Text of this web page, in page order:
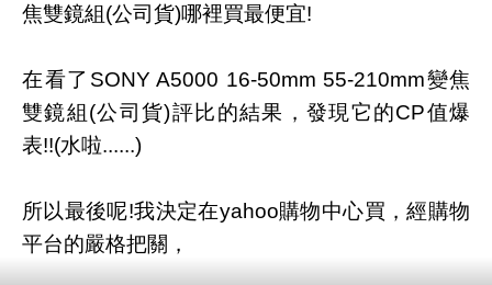
焦雙鏡組(公司貨)哪裡買最便宜!
在看了SONY A5000 16-50mm 55-210mm變焦
雙鏡組(公司貨)評比的結果，發現它的CP值爆
表!!(水啦......)
所以最後呢!我決定在yahoo購物中心買，經購物
平台的嚴格把關，